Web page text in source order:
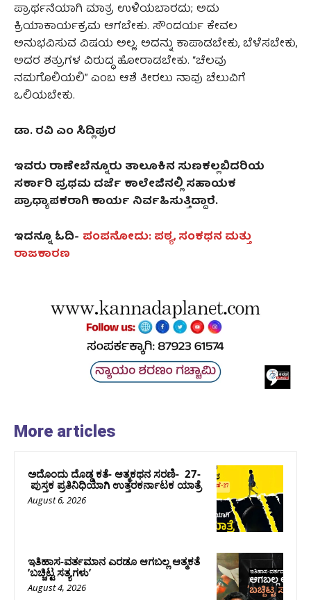
ಪ್ರಾರ್ಥನೆಯಾಗಿ ಮಾತ್ರ ಉಳಿಯಬಾರದು; ಅದು
ಕ್ರಿಯಾಕಾರ್ಯಕ್ರಮ ಆಗಬೇಕು. ಸೌಂದರ್ಯ ಕೇವಲ
ಅನುಭವಿಸುವ ವಿಷಯ ಅಲ್ಲ. ಅದನ್ನು ಕಾಪಾಡಬೇಕು, ಬೆಳೆಸಬೇಕು,
ಅದರ ಶತ್ರುಗಳ ವಿರುದ್ಧ ಹೋರಾಡಬೇಕು. “ಚೆಲವು
ನಮಗೊಲಿಯಲಿ” ಎಂಬ ಆಶೆ ತೀರಲು ನಾವು ಚೆಲುವಿಗೆ
ಒಲಿಯಬೇಕು.
ಡಾ. ರವಿ ಎಂ ಸಿದ್ಲಿಪುರ
ಇವರು ರಾಣೇಬೆನ್ನೂರು ತಾಲೂಕಿನ ಸುಣಕಲ್ಲಬಿದರಿಯ
ಸರ್ಕಾರಿ ಪ್ರಥಮ ದರ್ಜೆ ಕಾಲೇಜಿನಲ್ಲಿ ಸಹಾಯಕ
ಪ್ರಾಧ್ಯಾಪಕರಾಗಿ ಕಾರ್ಯ ನಿರ್ವಹಿಸುತ್ತಿದ್ದಾರೆ.
ಇದನ್ನೂ ಓದಿ- ಪಂಪನೋದು: ಪಠ್ಯ, ಸಂಕಥನ ಮತ್ತು
ರಾಜಕಾರಣ
More articles
ಅದೊಂದು ದೊಡ್ಡ ಕತೆ- ಆತ್ಮಕಥನ ಸರಣಿ- 27-
ಪುಸ್ತಕ ಪ್ರತಿನಿಧಿಯಾಗಿ ಉತ್ತರಕರ್ನಾಟಕ ಯಾತ್ರೆ
August 6, 2026
ಇತಿಹಾಸ-ವರ್ತಮಾನ ಎರಡೂ ಆಗಬಲ್ಲ ಆತ್ಮಕತೆ
ʼಬಚ್ಚಿಟ್ಟ ಸತ್ಯಗಳುʼ
August 4, 2026